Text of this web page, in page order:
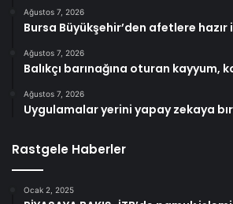
Ağustos 7, 2026
Bursa Büyükşehir’den afetlere
Ağustos 7, 2026
Balıkçı barınağına oturan kayyum,
Ağustos 7, 2026
Uygulamalar yerini yapay zekaya
Rastgele Haberler
Ocak 2, 2025